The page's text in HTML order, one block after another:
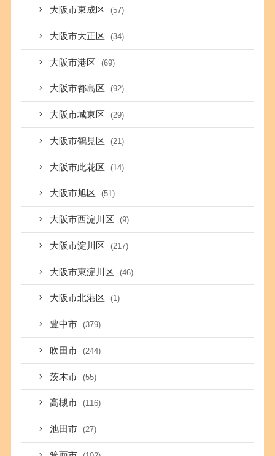
大阪市東成区 (57)
大阪市大正区 (34)
大阪市港区 (69)
大阪市都島区 (92)
大阪市城東区 (29)
大阪市鶴見区 (21)
大阪市此花区 (14)
大阪市旭区 (51)
大阪市西淀川区 (9)
大阪市淀川区 (217)
大阪市東淀川区 (46)
大阪市北港区 (1)
豊中市 (379)
吹田市 (244)
茨木市 (55)
高槻市 (116)
池田市 (27)